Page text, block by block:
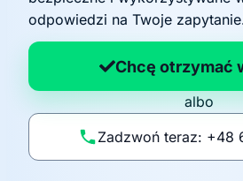
a
n
p
li
t
odpowiedzi na Twoje
Chcę otrzymać
albo
Zadzwoń teraz: +48